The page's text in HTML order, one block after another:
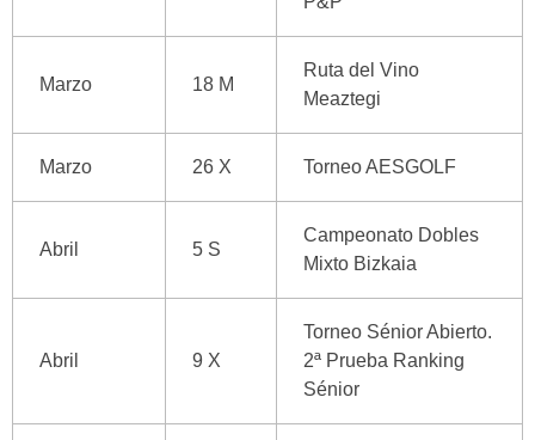
Marzo 18 M
Ruta del Vino
Meaztegi
Marzo 26 X Torneo AESGOLF
Abril 5 S
Campeonato Dobles
Mixto Bizkaia
Abril 9 X
Torneo Sénior Abierto.
2ª Prueba Ranking
Sénior